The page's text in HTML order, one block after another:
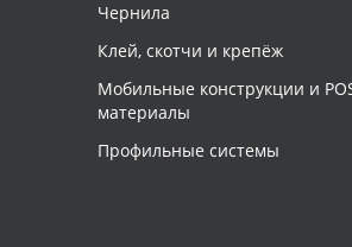
Чернила
Клей, скотчи и крепёж
Мобильные конструкции и
материалы
Профильные системы